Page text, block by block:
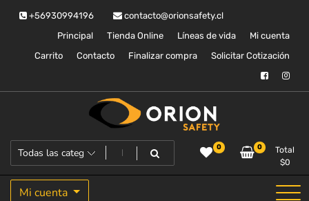
+56930994196
contacto@orionsafety.cl
Principal
Tienda Online Líneas de vida
Mi cuenta
Carrito
Contacto Finalizar compra Solicitar Cotización
Orion Safety
Equipos de proteccion personal 0 0
Total
$0
Mi cuenta